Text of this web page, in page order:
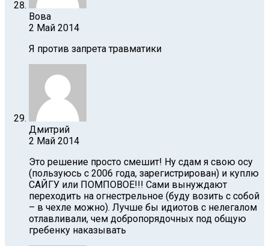
Вова
2 Май 2014
Я против запрета травматики
Дмитрий
2 Май 2014
Это решение просто смешит! Ну cдам я свою осу
(пользуюсь с 2006 года, зарегистрирован) и куплю
САЙГУ или ПОМПОВОЕ!!! Сами вынуждают
переходить на огнестрельное (буду возить с собой
– в чехле можно). Лучше бы идиотов с нелегалом
отлавливали, чем добропорядочных под общую
гребенку наказывать